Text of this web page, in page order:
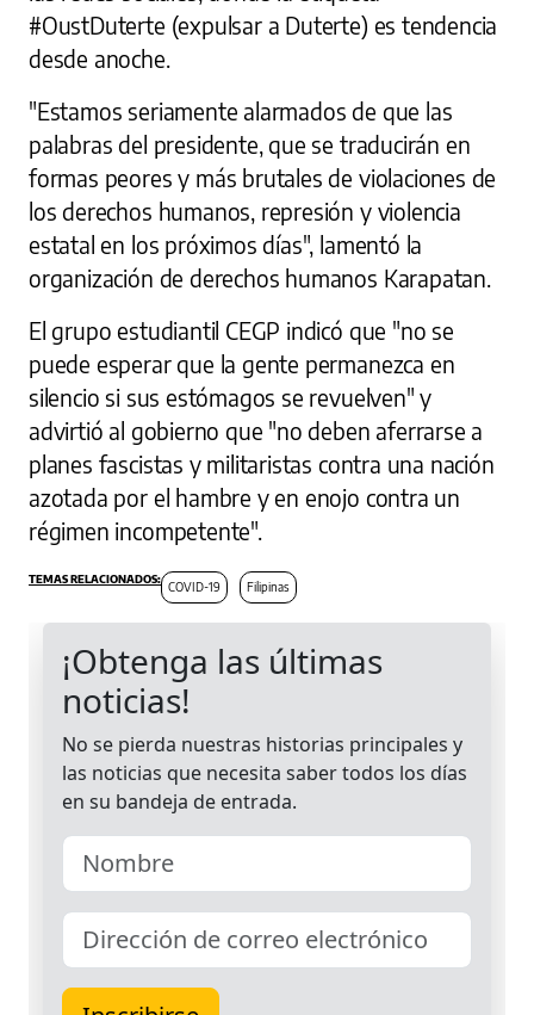
#OustDuterte (expulsar a Duterte) es tendencia
desde anoche.
"Estamos seriamente alarmados de que las
palabras del presidente, que se traducirán en
formas peores y más brutales de violaciones de
los derechos humanos, represión y violencia
estatal en los próximos días", lamentó la
organización de derechos humanos Karapatan.
El grupo estudiantil CEGP indicó que "no se
puede esperar que la gente permanezca en
silencio si sus estómagos se revuelven" y
advirtió al gobierno que "no deben aferrarse a
planes fascistas y militaristas contra una nación
azotada por el hambre y en enojo contra un
régimen incompetente".
COVID-19 Filipinas